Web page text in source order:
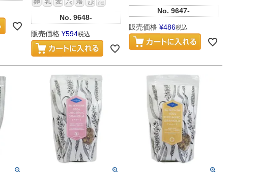
No. 9648-
販売価格 ¥594税込
No. 9647-
販売価格 ¥486税込